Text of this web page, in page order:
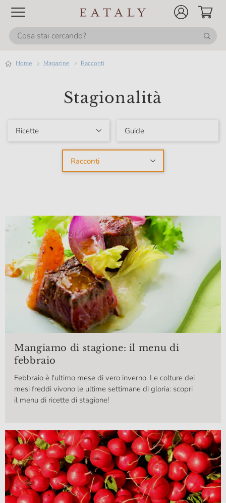
Home magazine Racconti
Stagionalità
Ricette Guide
Racconti
Mangiamo di stagione: il menu di
febbraio
Febbraio è l'ultimo mese di vero inverno. Le colture dei
mesi freddi vivono le ultime settimane di gloria: scopri
il menu di ricette di stagione!